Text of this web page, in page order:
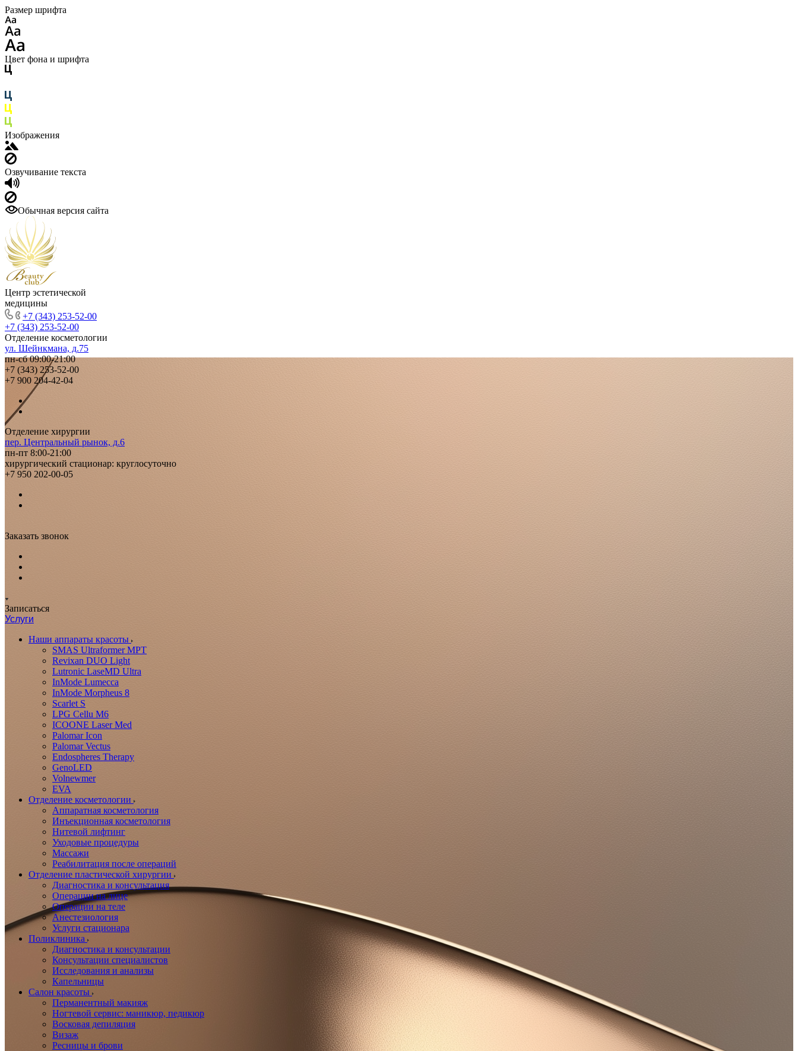
Размер шрифта
Цвет фона и шрифта
Изображения
Озвучивание текста
Обычная версия сайта
Центр эстетической
медицины
+7 (343) 253-52-00
+7 (343) 253-52-00
Отделение косметологии
ул. Шейнкмана, д.75
пн-сб 09:00-21:00
+7 (343) 253-52-00
+7 900 204-42-04
Отделение хирургии
пер. Центральный рынок, д.6
пн-пт 8:00-21:00
хирургический стационар: круглосуточно
+7 950 202-00-05
Заказать звонок
Записаться
Услуги
Наши аппараты красоты
SMAS Ultraformer MPT
Revixan DUO Light
Lutronic LaseMD Ultra
InMode Lumecca
InMode Morpheus 8
Scarlet S
LPG Cellu M6
ICOONE Laser Med
Palomar Icon
Palomar Vectus
Endospheres Therapy
GenoLED
Volnewmer
EVA
Отделение косметологии
Аппаратная косметология
Инъекционная косметология
Нитевой лифтинг
Уходовые процедуры
Массажи
Реабилитация после операций
Отделение пластической хирургии
Диагностика и консультация
Операции на лице
Операции на теле
Анестезиология
Услуги стационара
Поликлиника
Диагностика и консультации
Консультации специалистов
Исследования и анализы
Капельницы
Салон красоты
Перманентный макияж
Ногтевой сервис: маникюр, педикюр
Восковая депиляция
Визаж
Ресницы и брови